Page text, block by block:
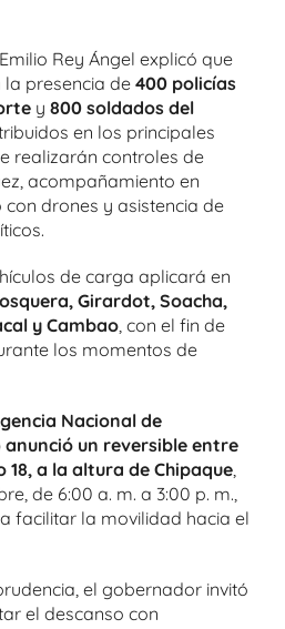
Rey Ángel explicó que
presencia de 400 policías
y 800 soldados del
en los principales
realizarán controles de
acompañamiento en
drones y asistencia de
de carga aplicará en
Girardot, Soacha,
y Cambao , con el fin de
los momentos de
Nacional de
un reversible entre
a la altura de Chipaque
de 6:00 a. m. a 3:00 p. m.,
facilitar la movilidad hacia el
el gobernador invitó
el descanso con